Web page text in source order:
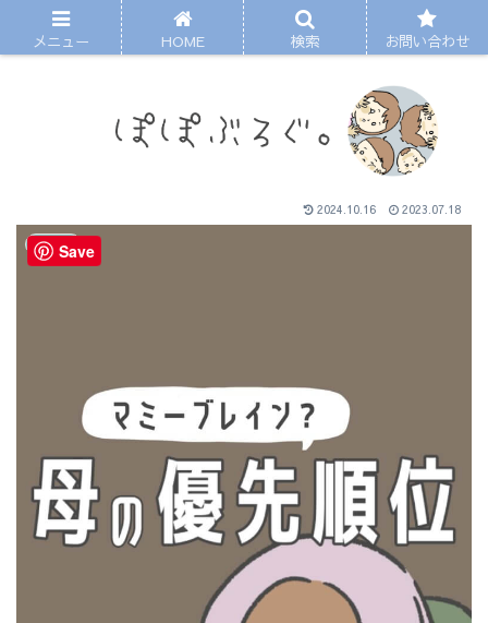
2024.10.16 2023.07.18
まんが
メニュー HOME 検索 お問い合わせ
Save